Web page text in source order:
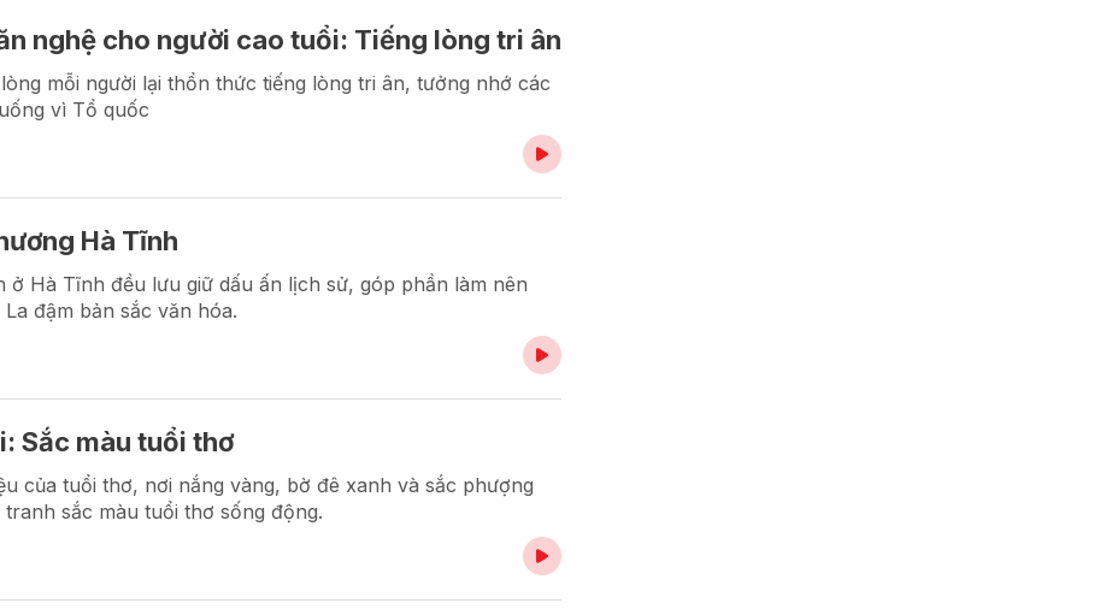
nghệ cho người cao tuổi: Tiếng lòng tri ân
mỗi người lại thổn thức tiếng lòng tri ân, tưởng nhớ các
vì Tổ quốc
Hà Tĩnh
ở Hà Tĩnh đều lưu giữ dấu ấn lịch sử, góp phần làm nên
đậm bản sắc văn hóa.
Sắc màu tuổi thơ
của tuổi thơ, nơi nắng vàng, bờ đê xanh và sắc phượng
sắc màu tuổi thơ sống động.